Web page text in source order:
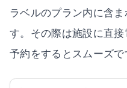
ラベルのプラン内に含
す。その際は施設に直
予約をするとスムーズで